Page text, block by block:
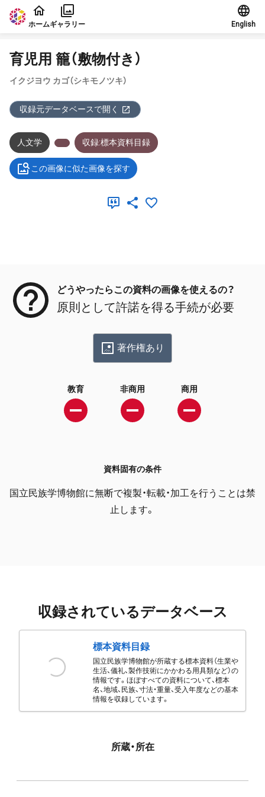
本文に飛ぶ
ホームギャラリー English
育児用 籠（敷物付き）
イクジヨウ カゴ（シキモノツキ）
収録元データベースで開く
人文学 収録:標本資料目録
この画像に似た画像を探す
どうやったらこの資料の画像を使えるの？
原則として許諾を得る手続が必要
著作権あり
教育 非商用 商用
資料固有の条件
国立民族学博物館に無断で複製・転載・加工を行うことは禁
止します。
収録されているデータベース
標本資料目録
国立民族学博物館が所蔵する標本資料（生業や
生活、儀礼、製作技術にかかわる用具類など）の
情報です。ほぼすべての資料について、標本
名、地域、民族、寸法・重量、受入年度などの基本
情報を収録しています。
所蔵・所在